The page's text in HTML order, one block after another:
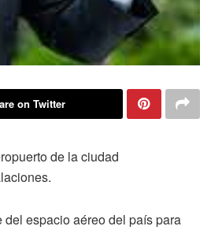
on Twitter
de la ciudad
espacio aéreo del país para